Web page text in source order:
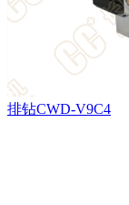
排钻CWD-V9C4